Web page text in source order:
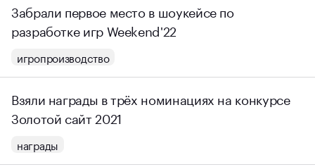
Забрали первое место в шоукейсе по
разработке игр Weekend'22
игропроизводство
Взяли награды в трёх номинациях на конкурсе
Золотой сайт 2021
награды